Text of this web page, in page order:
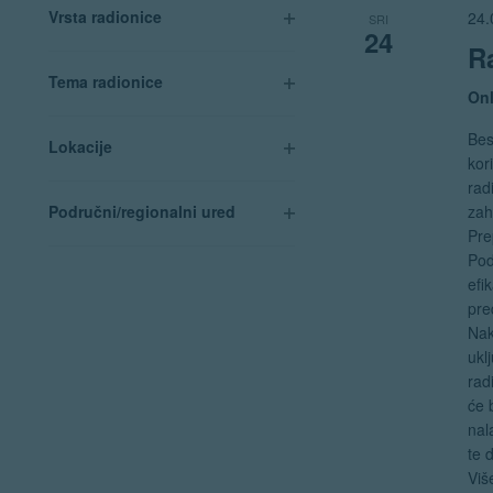
Changing
of
the
Vrsta radionice
Tema radionice
Lokacije
Područni/regionalni ured
SRI
24
će
te